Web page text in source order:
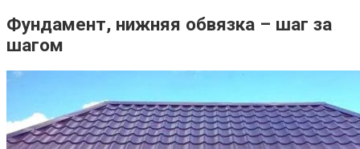
Фундамент, нижняя обвязка – шаг за
шагом